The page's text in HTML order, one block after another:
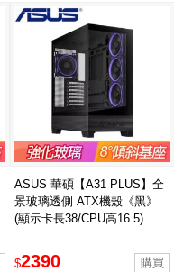
ASUS 華碩【A31 PLUS】全
景玻璃透側 ATX機殼《黑》
(顯示卡長38/CPU高16.5)
$2390